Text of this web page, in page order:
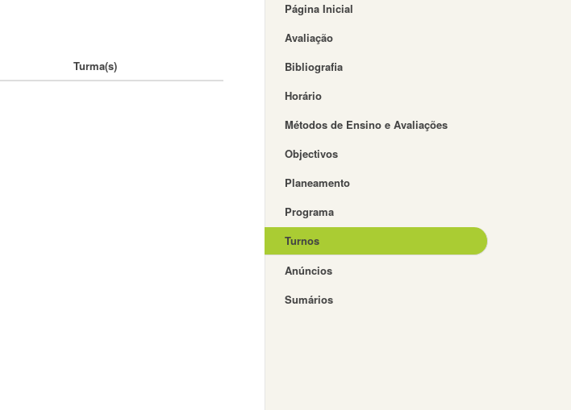
Turma(s)
Página Inicial
Avaliação
Bibliografia
Horário
Métodos de Ensino e Avaliações
Objectivos
Planeamento
Programa
Turnos
Anúncios
Sumários